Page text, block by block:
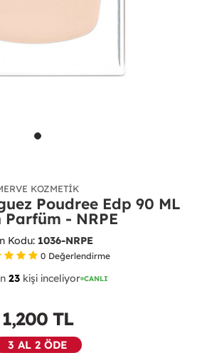
KOZMETIK
Poudree Edp 90 ML
Parfüm - NRPE
Kodu: 1036-NRPE
0 Değerlendirme
24 kişi inceliyor CANLI
4415
1,200 TL
3 AL 2 ÖDE